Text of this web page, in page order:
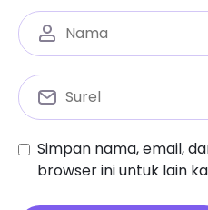
Simpan nama, email,
browser ini untuk lain